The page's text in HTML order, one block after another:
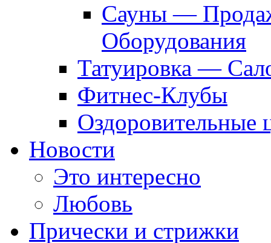
Сауны —
Оборудования
Татуировка —
Фитнес-Клубы
Оздоровительные
Новости
Это интересно
Любовь
Прически и стрижки